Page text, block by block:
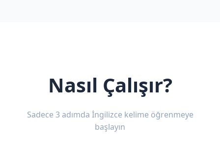
Nasıl Çalışır?
Sadece 3 adımda İngilizce kelime öğrenmeye
başlayın